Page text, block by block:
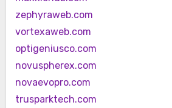
zephyraweb.com
vortexaweb.com
optigeniusco.com
novuspherex.com
novaevopro.com
trusparktech.com